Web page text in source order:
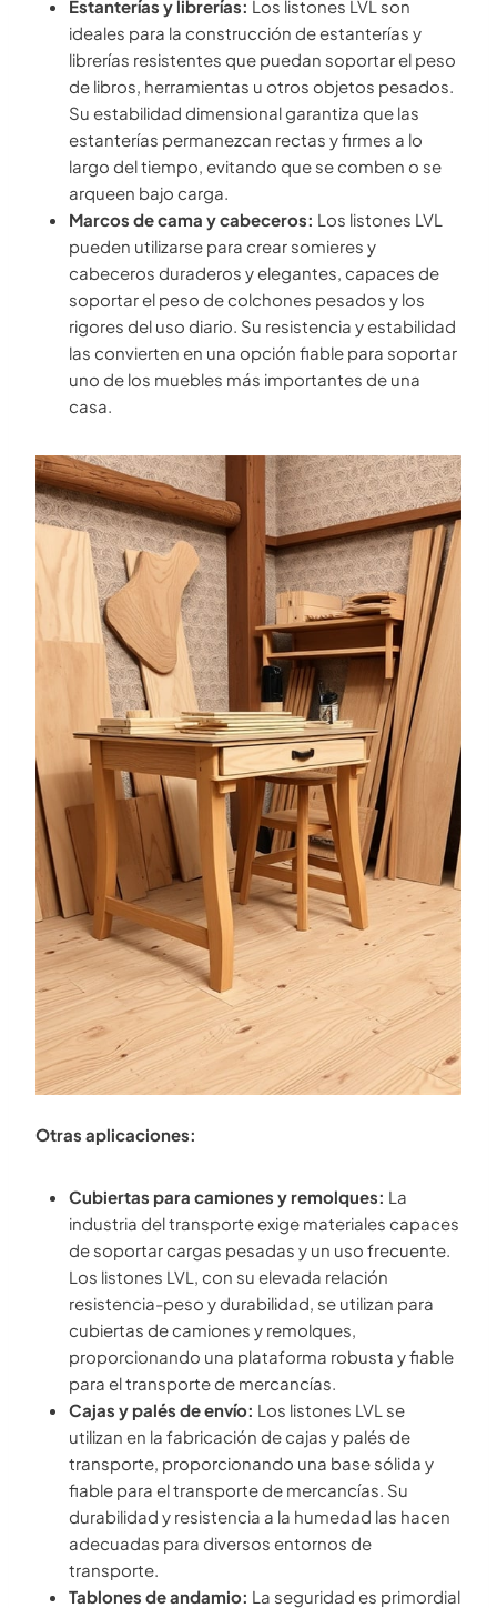
Estanterías y librerías: Los listones LVL son
ideales para la construcción de estanterías y
librerías resistentes que puedan soportar el peso
de libros, herramientas u otros objetos pesados.
Su estabilidad dimensional garantiza que las
estanterías permanezcan rectas y firmes a lo
largo del tiempo, evitando que se comben o se
arqueen bajo carga.
Marcos de cama y cabeceros: Los listones LVL
pueden utilizarse para crear somieres y
cabeceros duraderos y elegantes, capaces de
soportar el peso de colchones pesados y los
rigores del uso diario. Su resistencia y estabilidad
las convierten en una opción fiable para soportar
uno de los muebles más importantes de una
casa.
Otras aplicaciones:
Cubiertas para camiones y remolques: La
industria del transporte exige materiales capaces
de soportar cargas pesadas y un uso frecuente.
Los listones LVL, con su elevada relación
resistencia-peso y durabilidad, se utilizan para
cubiertas de camiones y remolques,
proporcionando una plataforma robusta y fiable
para el transporte de mercancías.
Cajas y palés de envío: Los listones LVL se
utilizan en la fabricación de cajas y palés de
transporte, proporcionando una base sólida y
fiable para el transporte de mercancías. Su
durabilidad y resistencia a la humedad las hacen
adecuadas para diversos entornos de
transporte.
Tablones de andamio: La seguridad es primordial